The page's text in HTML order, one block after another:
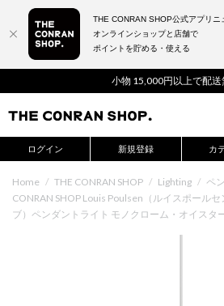
小物 15,000円以上で配送
ログイン 新規登録 カ
Home / THE CONRAN SHOP / Lighting / ペ
CONRAN SHOP Louis Poulsen（ルイスポール
ブ）ペンダントライト モノクローム・オイスタ
THE CONRAN SHOP公式アプリニ
オンラインショップと店舗で
ポイントを貯める・使える